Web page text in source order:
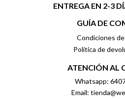
ENTREGA EN 2-3
GUÍA DE
Condiciones
Política de
ATENCIÓN AL
Whatsapp:
Email: